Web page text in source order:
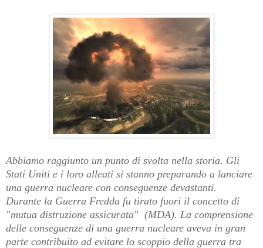
Abbiamo raggiunto un punto di svolta nella storia. Gli
Stati Uniti e i loro alleati si stanno preparando a lanciare
una guerra nucleare con conseguenze devastanti.
Durante la Guerra Fredda fu tirato fuori il concetto di
"mutua distruzione assicurata" (MDA). La comprensione
delle conseguenze di una guerra nucleare aveva in gran
parte contribuito ad evitare lo scoppio della guerra tra